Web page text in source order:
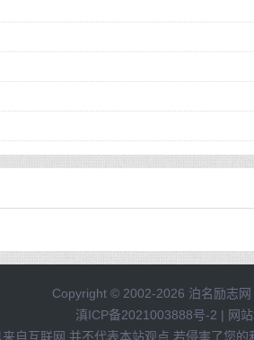
Copyright © 2002-2026 泊名励志网
滇ICP备2021003888号-2 | 网
自互联网,并不代表本站观点,若侵害了您的